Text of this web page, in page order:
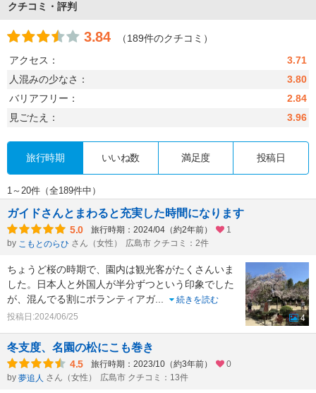
クチコミ・評判
3.84
（189件のクチコミ）
アクセス：
3.71
人混みの少なさ：
3.80
バリアフリー：
2.84
見ごたえ：
3.96
旅行時期 いいね数 満足度 投稿日
1～20件（全189件中）
ガイドさんとまわると充実した時間になります
5.0 旅行時期：2024/04（約2年前）
1
by こもとのらひ さん（女性） 広島市 クチコミ：2件
ちょうど桜の時期で、園内は観光客がたくさんいま
した。日本人と外国人が半分ずつという印象でした
が、混んでる割にボランティアガ...
続きを読む
投稿日:2024/06/25
4
冬支度、名園の松にこも巻き
4.5 旅行時期：2023/10（約3年前）
0
by 夢追人 さん（女性） 広島市 クチコミ：13件